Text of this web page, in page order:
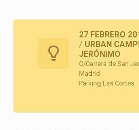
27 FEBRERO
/ URBAN
JERÓNIMO
C/Carrera de San
Madrid
Parking Las Cortes